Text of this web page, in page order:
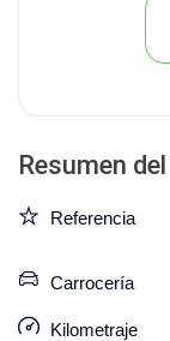
Resumen
Referencia
Carrocería
Kilometraje